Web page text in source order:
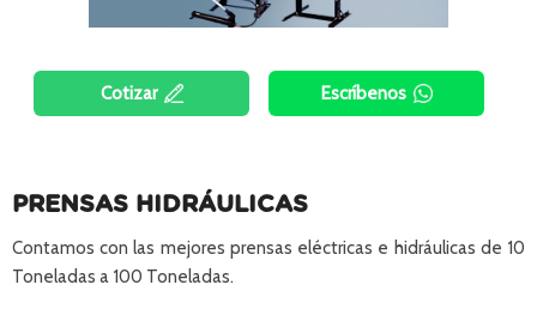
Cotizar Escríbenos
PRENSAS HIDRÁULICAS
Contamos con las mejores prensas eléctricas e hidráulicas de 10
Toneladas a 100 Toneladas.